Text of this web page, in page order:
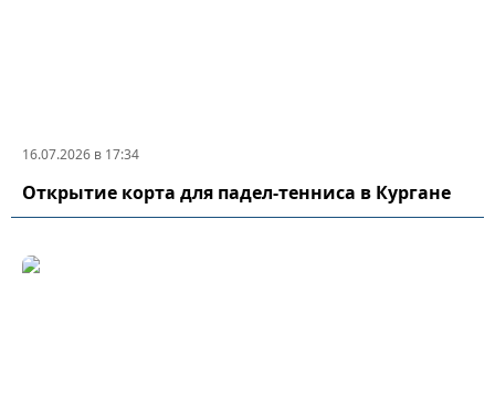
16.07.2026 в 17:34
Открытие корта для падел-тенниса в Кургане